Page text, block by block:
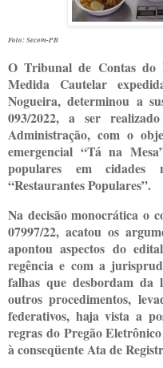
Foto: Secom-PB
O Tribunal de Contas do
Medida Cautelar
Nogueira, determinou a
093/2022, a ser
Administração, com o
emergencial “Tá na
populares em cidades
“Restaurantes Populares”.
Na decisão monocrática o
07997/22, acatou os
apontou aspectos do
regência e com a
falhas que desbordam da
outros procedimentos,
federativos, haja vista a
regras do Pregão
à conseqüente Ata de